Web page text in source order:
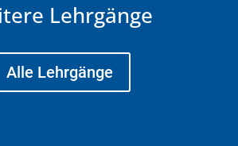
Lehrgänge
Alle Lehrgänge